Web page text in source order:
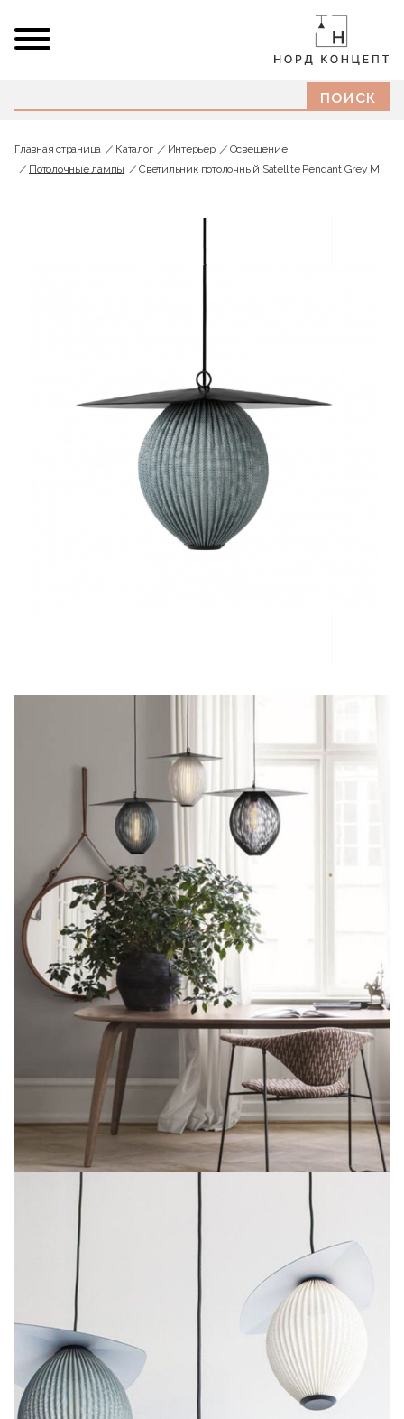
Главная страница Каталог Интерьер
Освещение
Потолочные лампы
Светильник потолочный Satellite Pendant Grey M